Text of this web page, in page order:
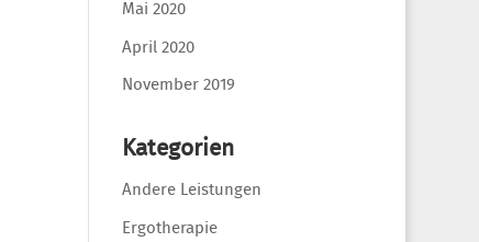
Mai 2020
April 2020
November 2019
Kategorien
Andere Leistungen
Ergotherapie